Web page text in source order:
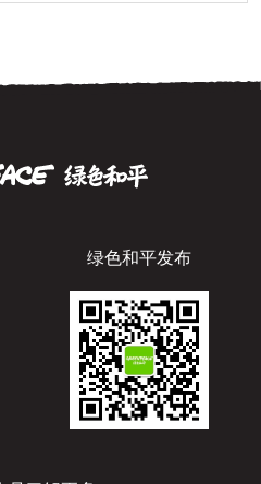
绿色和平发布